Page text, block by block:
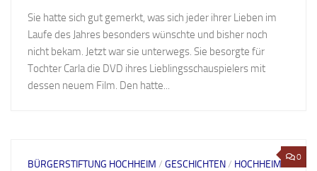
Sie hatte sich gut gemerkt, was sich jeder ihrer Lieben im
Laufe des Jahres besonders wünschte und bisher noch
nicht bekam. Jetzt war sie unterwegs. Sie besorgte für
Tochter Carla die DVD ihres Lieblingsschauspielers mit
dessen neuem Film. Den hatte...
0
BÜRGERSTIFTUNG HOCHHEIM / GESCHICHTEN/ HOCHHEIM